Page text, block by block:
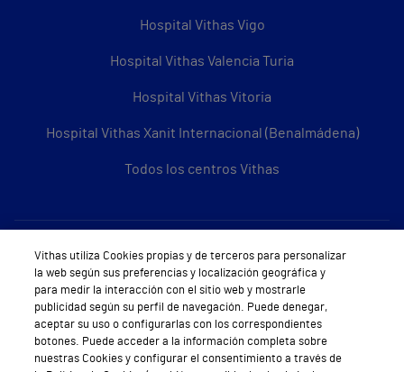
Hospital Vithas Vigo
Hospital Vithas Valencia Turia
Hospital Vithas Vitoria
Hospital Vithas Xanit Internacional (Benalmádena)
Todos los centros Vithas
Sobre Vithas
Quiénes somos
Trabajar en Vithas
Teléfono Cita Médica
Vithas utiliza Cookies propias y de terceros para personalizar
la web según sus preferencias y localización geográfica y
para medir la interacción con el sitio web y mostrarle
publicidad según su perfil de navegación. Puede denegar,
aceptar su uso o configurarlas con los correspondientes
botones. Puede acceder a la información completa sobre
nuestras Cookies y configurar el consentimiento a través de